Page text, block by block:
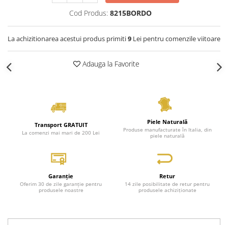
Cod Produs: 8215BORDO
La achizitionarea acestui produs primiti9 Lei pentru comenzile viitoare
Adauga la Favorite
Transport GRATUIT
La comenzi mai mari de 200 Lei
Piele Naturală
Produse manufacturate în Italia, din
piele naturală
Garanție
Oferim 30 de zile garanție pentru
produsele noastre
Retur
14 zile posibilitate de retur pentru
produsele achiziționate